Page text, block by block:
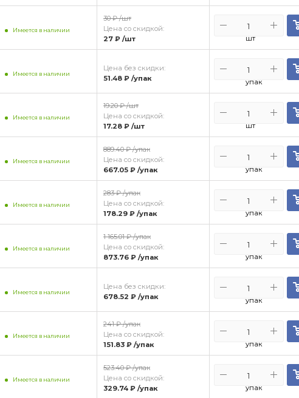
Имеется в наличии
30 ₽ /шт
Цена со скидкой:
27 ₽ /шт шт
Имеется в наличии
Цена без скидки:
51.48 ₽ /упак упак
Имеется в наличии
19.20 ₽ /шт
Цена со скидкой:
17.28 ₽ /шт шт
Имеется в наличии
889.40 ₽ /упак
Цена со скидкой:
667.05 ₽ /упак упак
Имеется в наличии
283 ₽ /упак
Цена со скидкой:
178.29 ₽ /упак упак
Имеется в наличии
1 165.01 ₽ /упак
Цена со скидкой:
873.76 ₽ /упак упак
Имеется в наличии
Цена без скидки:
678.52 ₽ /упак упак
Имеется в наличии
241 ₽ /упак
Цена со скидкой:
151.83 ₽ /упак упак
Имеется в наличии
523.40 ₽ /упак
Цена со скидкой:
329.74 ₽ /упак упак